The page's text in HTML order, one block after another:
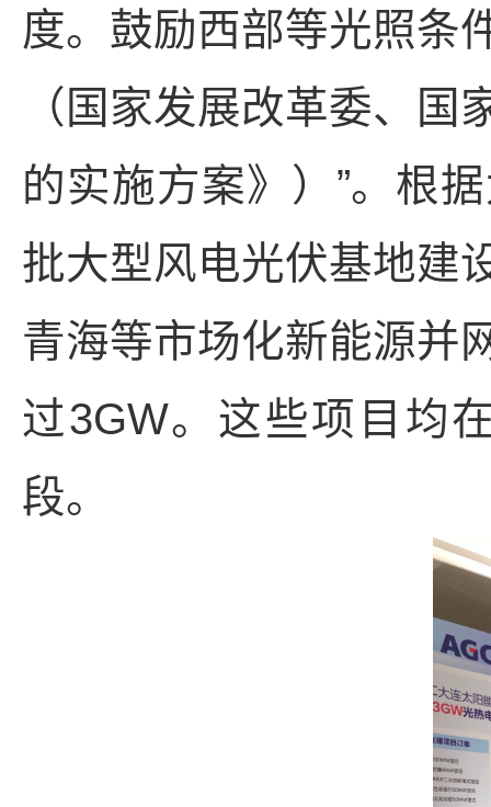
度。鼓励西部等光照条
（国家发展改革委、
的实施方案》）”。根
批大型风电光伏基地建
青海等市场化新能源并
过3GW。这些项目均
段。